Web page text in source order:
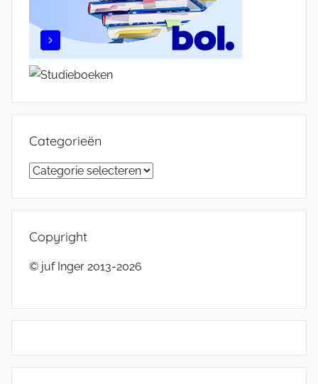
Categorieën
Categorieën
Copyright
© juf Inger 2013-2026